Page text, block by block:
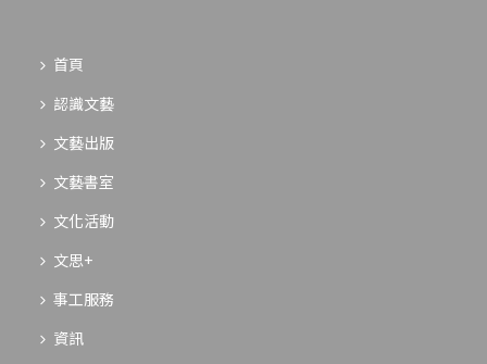
首頁
認識文藝
文藝出版
文藝書室
文化活動
文思+
事工服務
資訊